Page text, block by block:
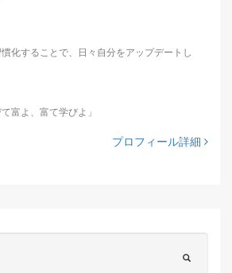
化することで、日々自分をアップデートし
富よ、富て学びよ」
プロフィール詳細